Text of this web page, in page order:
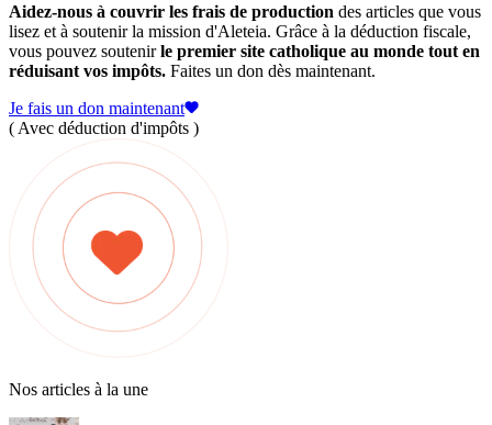
Aidez-nous à couvrir les frais de production des articles que vous
lisez et à soutenir la mission d'Aleteia. Grâce à la déduction fiscale,
vous pouvez soutenirle premier site catholique au monde tout en
réduisant vos impôts. Faites un don dès maintenant.
Je fais un don maintenant
( Avec déduction d'impôts )
Nos articles à la une